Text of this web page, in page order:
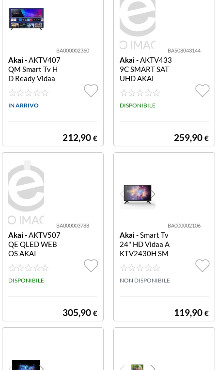
VESA
VESA 200/200
vuoto
32"(1)
TV
BA000002360
Akai- AKTV407
QM Smart Tv H
D Ready Vidaa
AKTV407QM V
IDAA HD SMAR
T AKAI
IN ARRIVO
212,90 €
BA508043144
Akai- AKTV433
9C SMART SAT
UHD AKAI
DISPONIBILE
259,90 €
BA000003788
Akai- AKTV507
QE QLED WEB
OS AKAI
DISPONIBILE
305,90 €
BA000002106
Akai- Smart Tv
24" HD Vidaa A
KTV2430H SM
ART VIDAA 24
HD A"
NON DISPONIBILE
119,90 €